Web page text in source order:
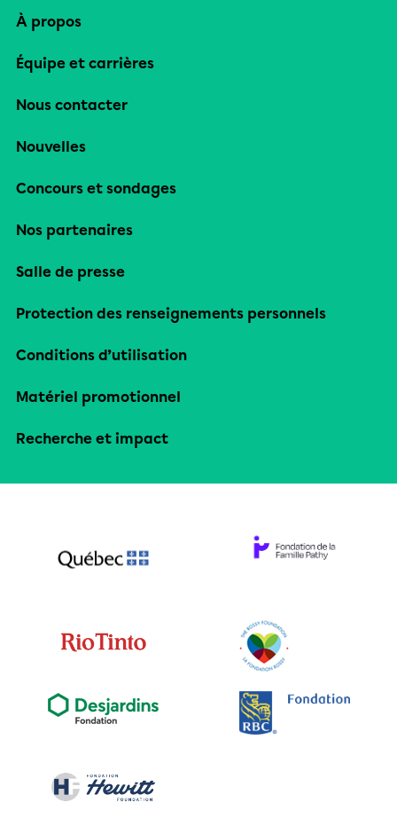
À propos
Équipe et carrières
Nous contacter
Nouvelles
Concours et sondages
Nos partenaires
Salle de presse
Protection des renseignements personnels
Conditions d’utilisation
Matériel promotionnel
Recherche et impact